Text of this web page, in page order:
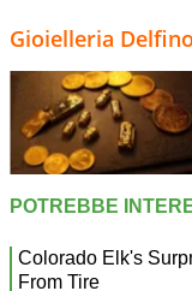
Gioielleria Delfino